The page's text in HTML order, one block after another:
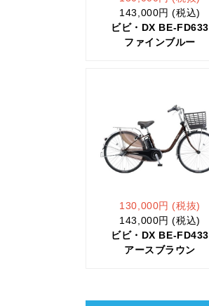
143,000円 (税込)
ビビ・DX BE-FD633
ファインブルー
130,000円 (税抜)
143,000円 (税込)
ビビ・DX BE-FD433
アースブラウン